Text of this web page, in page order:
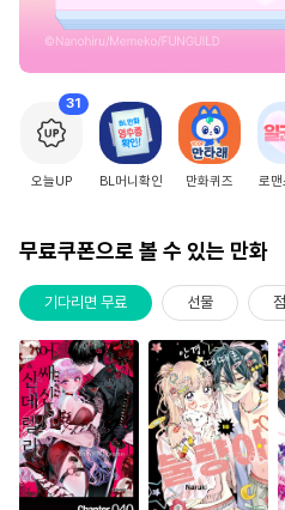
31
오늘UP BL머니확인 만화퀴즈 로맨
무료쿠폰으로 볼 수 있는 만화
기다리면 무료 선물